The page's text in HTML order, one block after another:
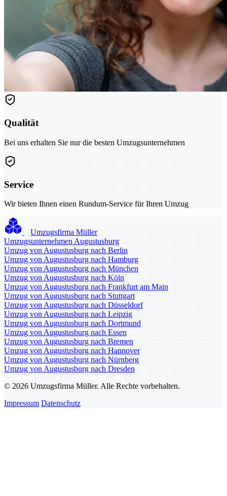
Qualität
Bei uns erhalten Sie nur die besten Umzugsunternehmen
Service
Wir bieten Ihnen einen Rundum-Service für Ihren Umzug
Umzugsfirma Müller
Umzugsunternehmen Augustusburg
Umzug von Augustusburg nach Berlin
Umzug von Augustusburg nach Hamburg
Umzug von Augustusburg nach München
Umzug von Augustusburg nach Köln
Umzug von Augustusburg nach Frankfurt am Main
Umzug von Augustusburg nach Stuttgart
Umzug von Augustusburg nach Düsseldorf
Umzug von Augustusburg nach Leipzig
Umzug von Augustusburg nach Dortmund
Umzug von Augustusburg nach Essen
Umzug von Augustusburg nach Bremen
Umzug von Augustusburg nach Hannover
Umzug von Augustusburg nach Nürnberg
Umzug von Augustusburg nach Dresden
© 2026 Umzugsfirma Müller. Alle Rechte vorbehalten.
Impressum Datenschutz